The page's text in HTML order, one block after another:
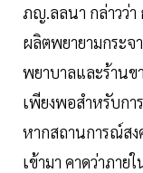
ภญ.ลลนา กล่าวว่า
ผลิตพยายามกระจ
พยาบาลและร้านข
เพียงพอสำหรับก
หากสถานการณ์สง
เข้ามา คาดว่าภาย